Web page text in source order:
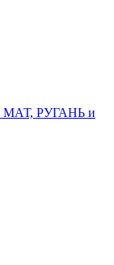
МАТ, РУГАНЬ и